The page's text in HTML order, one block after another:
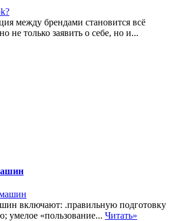
между брендами становится всё
не только заявить о себе, но и...
включают: .правильную подготовку
«пользование... Читать»